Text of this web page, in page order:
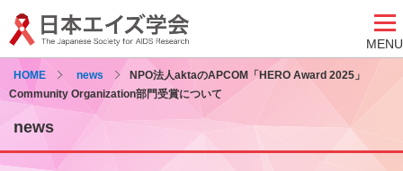
MENU
HOME news
NPO法人aktaのAPCOM「HERO Award 2025」
Community Organization部門受賞について
news